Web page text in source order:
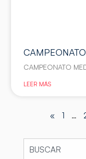
CAMPEONATO
LEER MÁS
« 1 …